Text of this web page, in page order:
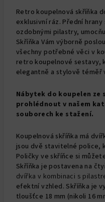
Retro koupelnová skříňka
exklusivní ráz. Přední
ozdobnými pilastry,
Skříňka Vám výborně
všechny potřebné věci v
retro koupelnové sestavy,
elegantně a stylově téměř
Nábytek do koupelen
prohlédnout v našem
souborech ke stažení.
Koupelnová skříňka má
jsou dvě stavitelné police,
Poličky ve skříňce si
Skříňka je postavena na
dvířka v kombinaci s
efektní vzhled. Skříňka je
tloušťce 18 mm (nikoli 16